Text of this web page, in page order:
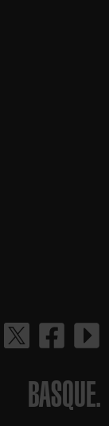
BASQUE.